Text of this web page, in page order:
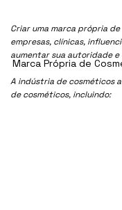
Criar uma marca própria
empresas, clínicas,
aumentar sua autoridade e
A indústria de cosméticos
de cosméticos, incluindo:
Marca Própria de